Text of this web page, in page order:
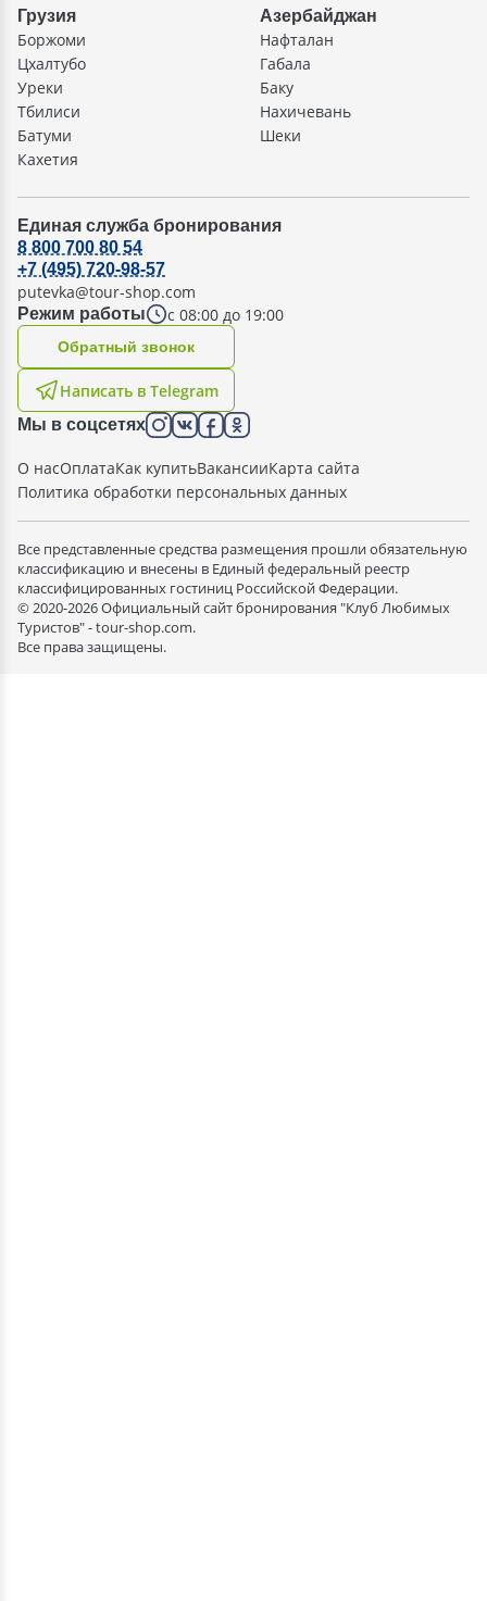
Грузия
Боржоми
Цхалтубо
Уреки
Тбилиси
Батуми
Кахетия
Азербайджан
Нафталан
Габала
Баку
Нахичевань
Шеки
Единая служба бронирования
Режим работы с 08:00 до 19:00
8 800 700 80 54
+7 (495) 720-98-57
putevka@tour-shop.com
Написать в Telegram
Oбратный звонок
Мы в соцсетях
О насОплатаКак купитьВакансииКарта сайта
Политика обработки персональных данных
Все представленные средства размещения прошли обязательную
классификацию и внесены в Единый федеральный реестр
классифицированных гостиниц Российской Федерации.
© 2020-2026 Официальный сайт бронирования "Клуб Любимых
Туристов" - tour-shop.com.
Все права защищены.